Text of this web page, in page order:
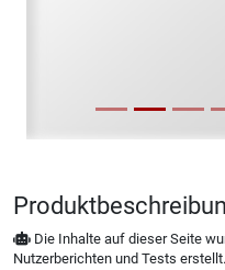
Die Inhalte auf dieser Seite
Nutzerberichten und Tests